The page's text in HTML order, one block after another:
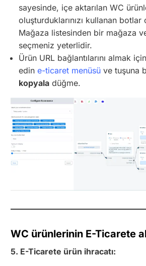
sayesinde, içe aktarılan WC
oluşturduklarınızı kullanan
Mağaza listesinden bir mağaza
seçmeniz yeterlidir.
Ürün URL bağlantılarını almak
edine-ticaret menüsü ve tuşuna
kopyala düğme.
WC ürünlerinin E-Ticarete
5. E-Ticarete ürün ihracatı: